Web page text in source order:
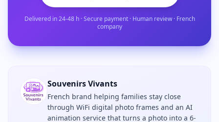
Delivered in 24-48 h · Secure payment · Human review · French
company
Souvenirs Vivants
French brand helping families stay close
through WiFi digital photo frames and an AI
animation service that turns a photo into a 6-